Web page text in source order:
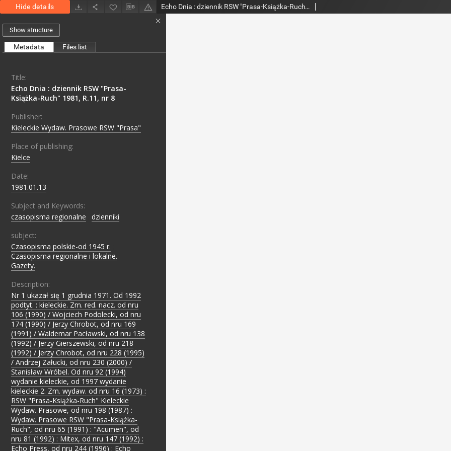
Hide details Echo Dnia : dziennik RSW "Prasa-Książka-Ruch" 1981, R.11, nr 8
Show structure
Metadata Files list
Title:
Echo Dnia : dziennik RSW "Prasa-
Książka-Ruch" 1981, R.11, nr 8
Publisher:
Kieleckie Wydaw. Prasowe RSW "Prasa"
Place of publishing:
Kielce
Date:
1981.01.13
Subject and Keywords:
czasopisma regionalne
dzienniki
subject:
Czasopisma polskie-od 1945 r.
Czasopisma regionalne i lokalne.
Gazety.
Description:
Nr 1 ukazał się 1 grudnia 1971. Od 1992
podtyt. : kieleckie. Zm. red. nacz. od nru
106 (1990) / Wojciech Podolecki, od nru
174 (1990) / Jerzy Chrobot, od nru 169
(1991) / Waldemar Pacławski, od nru 138
(1992) / Jerzy Gierszewski, od nru 218
(1992) / Jerzy Chrobot, od nru 228 (1995)
/ Andrzej Załucki, od nru 230 (2000) /
Stanisław Wróbel. Od nru 92 (1994)
wydanie kieleckie, od 1997 wydanie
kieleckie 2. Zm. wydaw. od nru 16 (1973) :
RSW "Prasa-Książka-Ruch" Kieleckie
Wydaw. Prasowe, od nru 198 (1987) :
Wydaw. Prasowe RSW "Prasa-Książka-
Ruch", od nru 65 (1991) : "Acumen", od
nru 81 (1992) : Mitex, od nru 147 (1992) :
Echo Press, od nru 244 (1996) : Echo